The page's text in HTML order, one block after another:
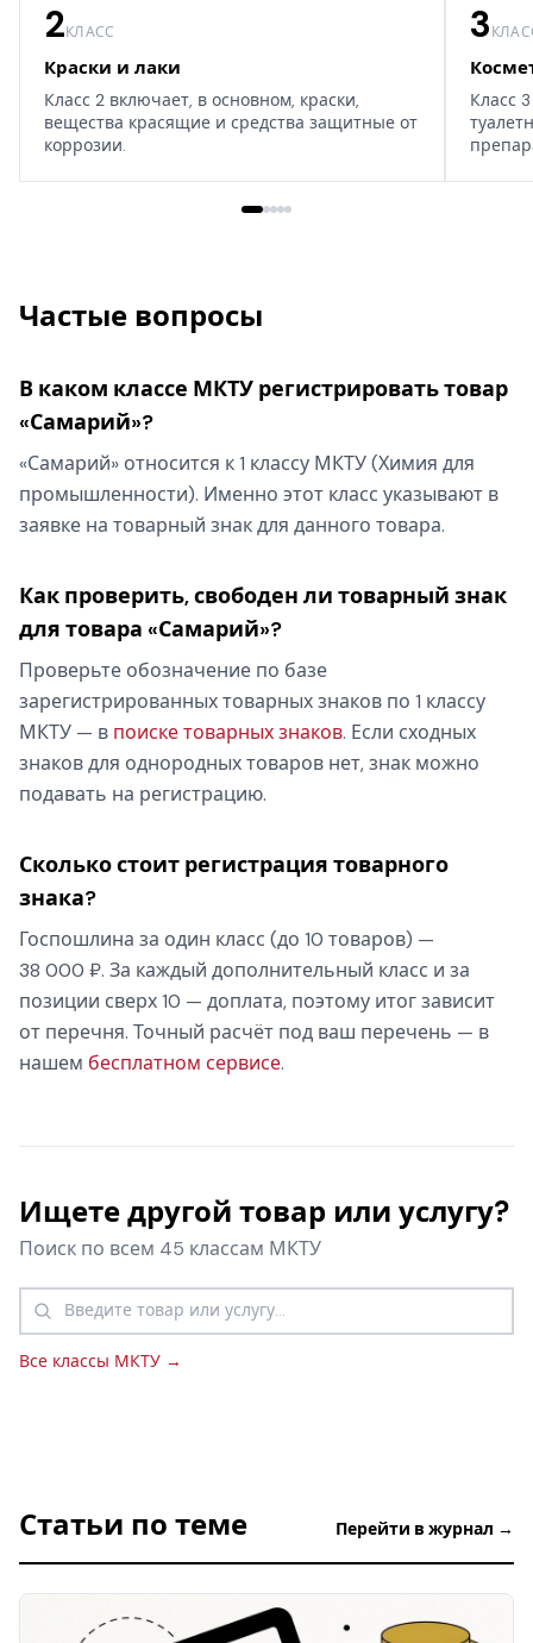
2КЛАСС
Краски и лаки
Класс 2 включает, в основном, краски,
вещества красящие и средства защитные от
коррозии.
3
Класс
Частые вопросы
В каком классе МКТУ регистрировать товар
«Самарий»?
«Самарий» относится к 1 классу МКТУ (Химия для
промышленности). Именно этот класс указывают в
заявке на товарный знак для данного товара.
Как проверить, свободен ли товарный знак
для товара «Самарий»?
Проверьте обозначение по базе
зарегистрированных товарных знаков по 1 классу
МКТУ — в поиске товарных знаков. Если сходных
знаков для однородных товаров нет, знак можно
подавать на регистрацию.
Сколько стоит регистрация товарного
знака?
Госпошлина за один класс (до 10 товаров) —
38 000 ₽. За каждый дополнительный класс и за
позиции сверх 10 — доплата, поэтому итог зависит
от перечня. Точный расчёт под ваш перечень — в
нашем бесплатном сервисе.
Ищете другой товар или услугу?
Поиск по всем 45 классам МКТУ
Все классы МКТУ →
Статьи по теме Перейти в журнал →